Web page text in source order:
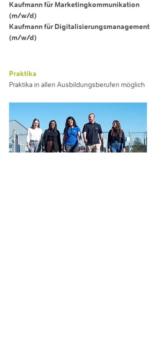
Kaufmann für Marketingkommunikation
(m/w/d)
Kaufmann für Digitalisierungsmanagement
(m/w/d)
Praktika
Praktika in allen Ausbildungsberufen möglich